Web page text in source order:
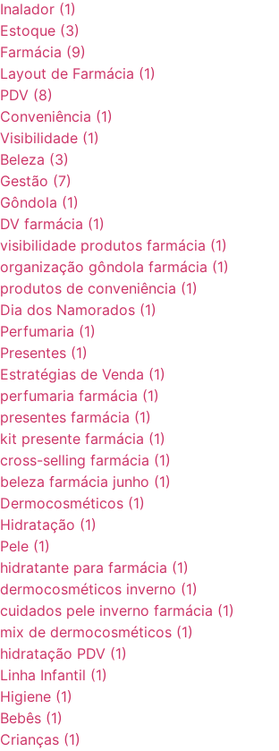
Inalador (1)
Estoque (3)
Farmácia (9)
Layout de Farmácia (1)
PDV (8)
Conveniência (1)
Visibilidade (1)
Beleza (3)
Gestão (7)
Gôndola (1)
DV farmácia (1)
visibilidade produtos farmácia (1)
organização gôndola farmácia (1)
produtos de conveniência (1)
Dia dos Namorados (1)
Perfumaria (1)
Presentes (1)
Estratégias de Venda (1)
perfumaria farmácia (1)
presentes farmácia (1)
kit presente farmácia (1)
cross-selling farmácia (1)
beleza farmácia junho (1)
Dermocosméticos (1)
Hidratação (1)
Pele (1)
hidratante para farmácia (1)
dermocosméticos inverno (1)
cuidados pele inverno farmácia (1)
mix de dermocosméticos (1)
hidratação PDV (1)
Linha Infantil (1)
Higiene (1)
Bebês (1)
Crianças (1)